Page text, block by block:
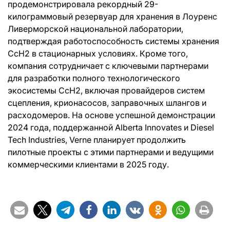
продемонстрировала рекордный 29-
килограммовый резервуар для хранения в Лоуренс
Ливерморской национальной лаборатории,
подтверждая работоспособность системы хранения
CcH2 в стационарных условиях. Кроме того,
компания сотрудничает с ключевыми партнерами
для разработки полного технологического
экосистемы CcH2, включая провайдеров систем
сцепления, крионасосов, заправочных шлангов и
расходомеров. На основе успешной демонстрации
2024 года, поддержанной Alberta Innovates и Diesel
Tech Industries, Verne планирует продолжить
пилотные проекты с этими партнерами и ведущими
коммерческими клиентами в 2025 году.